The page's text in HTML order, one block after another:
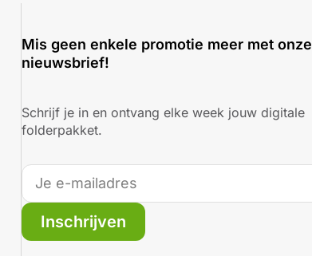
Mis geen enkele promotie meer met onze
nieuwsbrief!
Schrijf je in en ontvang elke week jouw digitale
folderpakket.
Inschrijven